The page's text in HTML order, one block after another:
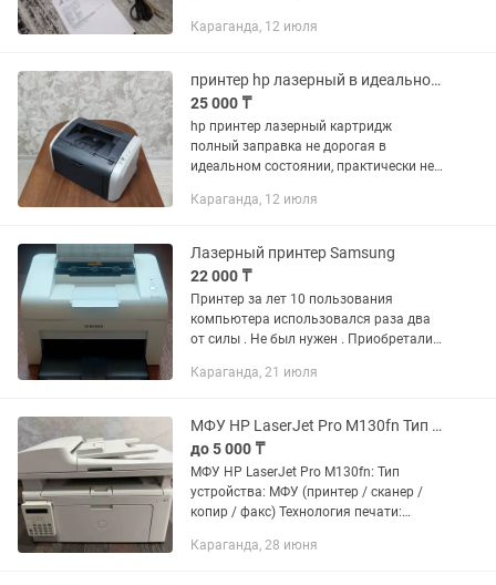
продаем в связи с тем что он просто
Караганда, 12 июля
принтер hp лазерный в идеальном состоянии практически не печатали
25 000 ₸
hp принтер лазерный картридж
полный заправка не дорогая в
идеальном состоянии, практически не
не скрипит, не вскрывался, не
Караганда, 12 июля
Лазерный принтер Samsung
22 000 ₸
Принтер за лет 10 пользования
компьютера использовался раза два
от силы . Не был нужен . Приобретали
были в сборке . Т.к. к сожалению я
Караганда, 21 июля
МФУ HP LaserJet Pro M130fn Тип устройства МФУ (принтер / сканер / копир /
до 5 000 ₸
МФУ HP LaserJet Pro M130fn: Тип
устройства: МФУ (принтер / сканер /
копир / факс) Технология печати:
(монохромная) Формат бумаги: A4
Караганда, 28 июня